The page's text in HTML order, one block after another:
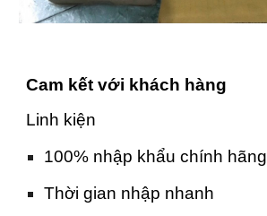
Cam kết với khách hàng
Linh kiện
100% nhập khẩu chính hãng
Thời gian nhập nhanh